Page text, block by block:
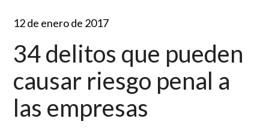
12 de enero de 2017
34 delitos que pueden
causar riesgo penal a
las empresas